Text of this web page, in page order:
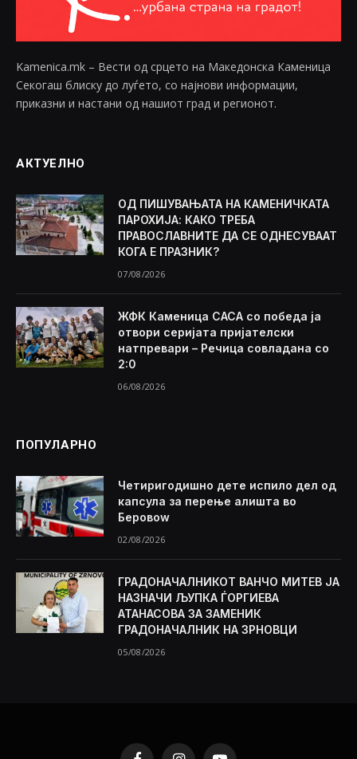
Kamenica.mk – Вести од срцето на Македонска Каменица
Секогаш блиску до луѓето, со најнови информации,
приказни и настани од нашиот град и регионот.
АКТУЕЛНО
ОД ПИШУВАЊАТА НА КАМЕНИЧКАТА
ПАРОХИЈА: КАКО ТРЕБА
ПРАВОСЛАВНИТЕ ДА СЕ ОДНЕСУВААТ
КОГА Е ПРАЗНИК?
07/08/2026
ЖФК Каменица САСА со победа ја
отвори серијата пријателски
натпревари – Речица совладана со
2:0
06/08/2026
ПОПУЛАРНО
Четиригодишно дете испило дел од
капсула за перење алишта во
Беровоw
02/08/2026
ГРАДОНАЧАЛНИКОТ ВАНЧО МИТЕВ ЈА
НАЗНАЧИ ЉУПКА ЃОРГИЕВА
АТАНАСОВА ЗА ЗАМЕНИК
ГРАДОНАЧАЛНИК НА ЗРНОВЦИ
05/08/2026